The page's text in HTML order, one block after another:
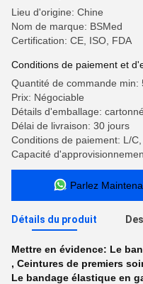
Lieu d'origine: Chine
Nom de marque: BSMed
Certification: CE, ISO, FDA
Conditions de paiement et
Quantité de commande min:
Prix: Négociable
Détails d'emballage: cartonné
Délai de livraison: 30 jours
Conditions de paiement: L/
Capacité
Parlez
Détails du produit
Mettre en évidence: Le
, Ceintures de premiers
Le bandage élastique en